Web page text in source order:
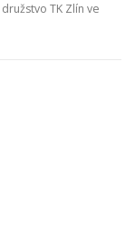
TK Zlín ve